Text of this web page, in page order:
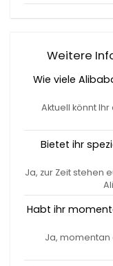
Weitere
Wie viele
Aktuell könnt
Bietet ihr
Ja, zur Zeit stehen
Habt ihr
Ja, momentan